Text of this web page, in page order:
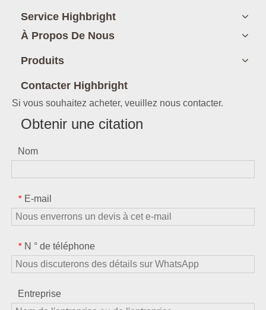
Service Highbright
À Propos De Nous
Produits
Contacter Highbright
Si vous souhaitez acheter, veuillez nous contacter.
Obtenir une citation
Nom
* E-mail
* N ° de téléphone
Entreprise